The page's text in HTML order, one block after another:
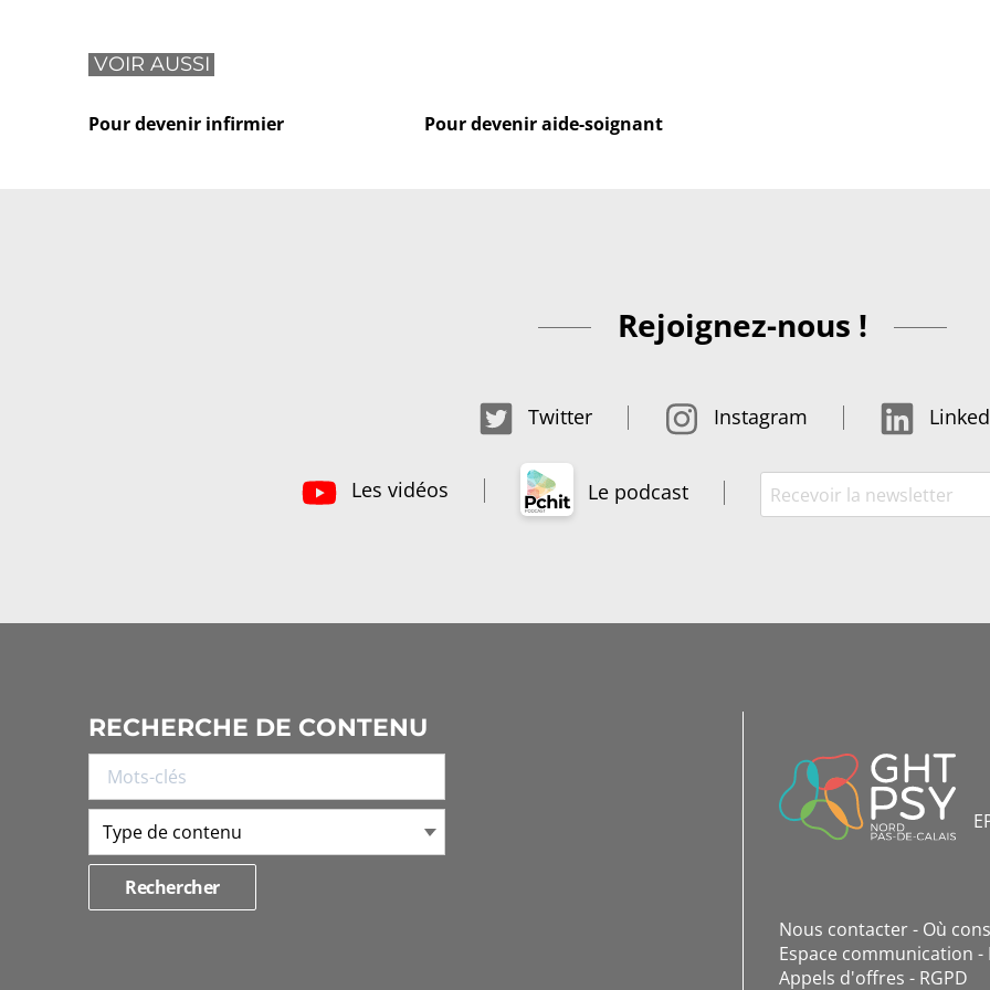
VOIR AUSSI
Pour devenir infirmier Pour devenir aide-soignant
Rejoignez-nous !
Twitter Instagram
Les vidéos Le podcast
RECHERCHE DE CONTENU
Type de contenu
DE
CONTACT
Nous contacter Où
Espace communication
Appels d'offres
RGPD